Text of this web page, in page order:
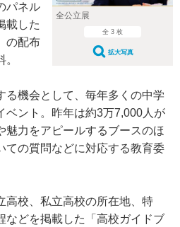
全公立展
全 3 枚
拡大写真
パネル
載した
の配布
機会として、毎年多くの中学
ベント。昨年は約3万7,000人が
魅力をアピールするブースのほ
ての質問などに対応する教育委
校、私立高校の所在地、特
などを掲載した「高校ガイドブ